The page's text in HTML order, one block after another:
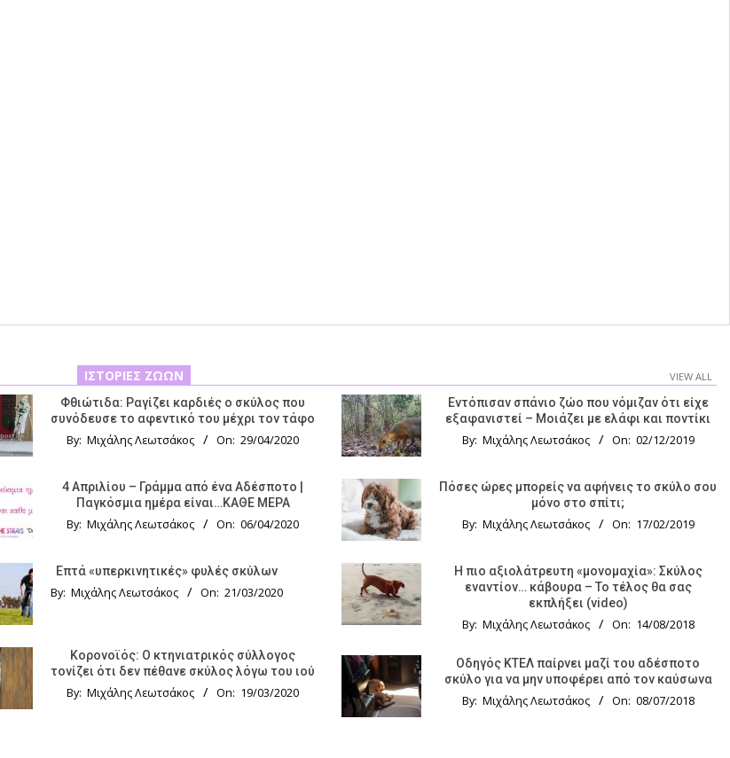
ΙΣΤΟΡΊΕΣ ΖΏΩΝ VIEW ALL
Φθιώτιδα: Ραγίζει καρδιές ο σκύλος που
συνόδευσε το αφεντικό του μέχρι τον τάφο
By: Μιχάλης Λεωτσάκος On: 29/04/2020
4 Απριλίου – Γράμμα από ένα Αδέσποτο |
Παγκόσμια ημέρα είναι…ΚΑΘΕ ΜΕΡΑ
By: Μιχάλης Λεωτσάκος On: 06/04/2020
Επτά «υπερκινητικές» φυλές σκύλων
By: Μιχάλης Λεωτσάκος On: 21/03/2020
Κορονοϊός: Ο κτηνιατρικός σύλλογος
τονίζει ότι δεν πέθανε σκύλος λόγω του ιού
By: Μιχάλης Λεωτσάκος On: 19/03/2020
Εντόπισαν σπάνιο ζώο που νόμιζαν ότι είχε
εξαφανιστεί – Μοιάζει με ελάφι και ποντίκι
By: Μιχάλης Λεωτσάκος On: 02/12/2019
Πόσες ώρες μπορείς να αφήνεις το σκύλο σου
μόνο στο σπίτι;
By: Μιχάλης Λεωτσάκος On: 17/02/2019
Η πιο αξιολάτρευτη «μονομαχία»: Σκύλος
εναντίον… κάβουρα – Το τέλος θα σας
εκπλήξει (video)
By: Μιχάλης Λεωτσάκος On: 14/08/2018
Οδηγός KTΕΛ παίρνει μαζί του αδέσποτο
σκύλο για να μην υποφέρει από τον καύσωνα
By: Μιχάλης Λεωτσάκος On: 08/07/2018